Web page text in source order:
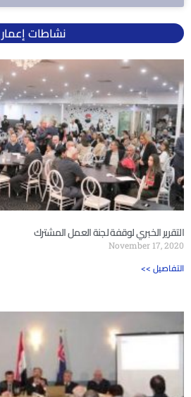
نشاطات إعمار
التقرير الخبري لوقفة لجنة العمل المشترك
November 17, 2020
<< التفاصيل